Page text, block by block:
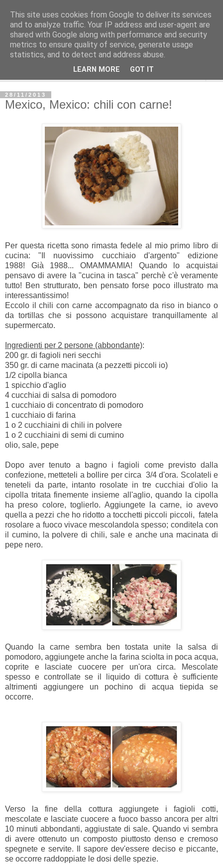
28/11/2013
Mexico, Mexico: chili con carne!
Per questa ricetta sono rimasta fedele al mio primo libro di
cucina: "Il nuovissimo cucchiaio d'argento" edizione
1988! Già 1988... OMAMMAMIA! Quando lo acquistai
pensavo di avere la "cucina in tasca" perchè c'è veramente
tutto! Ben strutturato, ben pensato forse poco illustrato ma
interessantissimo!
Eccolo il chili con carne accompagnato da riso in bianco o
da tortillas che si possono acquistare tranquillamente al
supermercato.
Ingredienti per 2 persone (abbondante):
200 gr. di fagioli neri secchi
350 gr. di carne macinata (a pezzetti piccoli io)
1/2 cipolla bianca
1 spicchio d'aglio
4 cucchiai di salsa di pomodoro
1 cucchiaio di concentrato di pomodoro
1 cucchiaio di farina
1 o 2 cucchiaini di chili in polvere
1 o 2 cucchiaini di semi di cumino
olio, sale, pepe
Dopo aver tenuto a bagno i fagioli come previsto dalla
confezione, metteteli a bollire per circa 3/4 d'ora. Scolateli e
teneteli da parte, intanto rosolate in tre cucchiai d'olio la
cipolla tritata finemente insieme all'aglio, quando la cipolla
ha preso colore, toglierlo. Aggiungete la carne, io avevo
quella a pezzi che ho ridotto a tocchetti piccoli piccoli, fatela
rosolare a fuoco vivace mescolandola spesso; conditela con
il cumino, la polvere di chili, sale e anche una macinata di
pepe nero.
Quando la carne sembra ben tostata unite la salsa di
pomodoro, aggiungete anche la farina sciolta in poca acqua,
coprite e lasciate cuocere per un'ora circa. Mescolate
spesso e controllate se il liquido di cottura è sufficiente
altrimenti aggiungere un pochino di acqua tiepida se
occorre.
Verso la fine della cottura aggiungete i fagioli cotti,
mescolate e lasciate cuocere a fuoco basso ancora per altri
10 minuti abbondanti, aggiustate di sale. Quando vi sembra
di avere ottenuto un composto piuttosto denso e cremoso
spegnete e servite. Il sapore dev'essere deciso e piccante,
se occorre raddoppiate le dosi delle spezie.
This site uses cookies from Google to deliver its services
and to analyze traffic. Your IP address and user-agent are
shared with Google along with performance and security
metrics to ensure quality of service, generate usage
statistics, and to detect and address abuse.
LEARN MORE GOT IT